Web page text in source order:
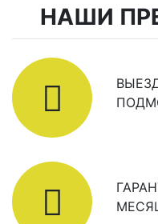
НАШИ